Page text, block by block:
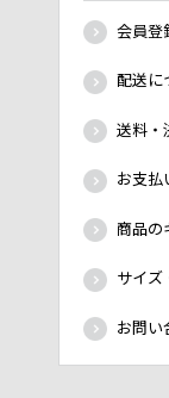
会員登
配送に
送料・
お支払
商品の
サイズ
お問い